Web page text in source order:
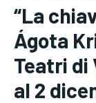
“La
Ágota
Teatri di
al 2